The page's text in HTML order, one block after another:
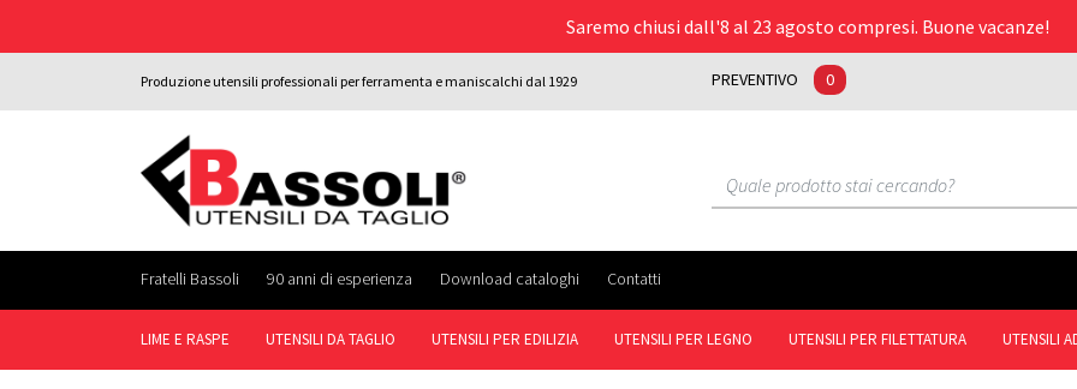
Saremo chiusi dall'8 al 23 agosto compresi. Buone vacanze!
Produzione utensili professionali per ferramenta e maniscalchi dal 1929 PREVENTIVO 0
Fratelli Bassoli 90 anni di esperienza Download cataloghi Contatti
LIME E RASPE UTENSILI DA TAGLIO UTENSILI PER EDILIZIA UTENSILI PER LEGNO UTENSILI PER FILETTATURA UTENSILI